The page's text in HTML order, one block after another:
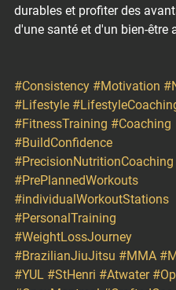
durables et profiter des
d'une santé et d'un bien-être
#Consistency #Motivation
#Lifestyle
#FitnessTraining #Coaching
#BuildConfidence
#PrecisionNutritionCoaching
#PrePlannedWorkouts
#individualWorkoutStations
#PersonalTraining
#WeightLossJourney
#BrazilianJiuJitsu #MMA
#YUL #StHenri #Atwater